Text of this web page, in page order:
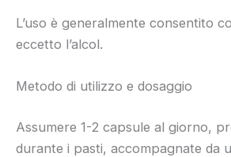
L’uso è generalmente consentito
eccetto l’alcol.
Metodo di utilizzo e dosaggio
Assumere 1-2 capsule al giorno,
durante i pasti, accompagnate da